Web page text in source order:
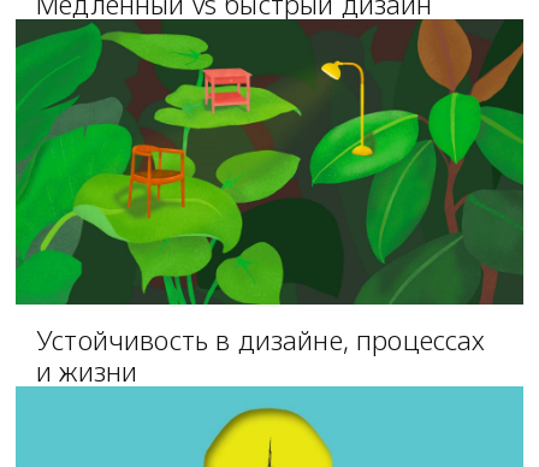
Устойчивость в дизайне, процессах
и жизни